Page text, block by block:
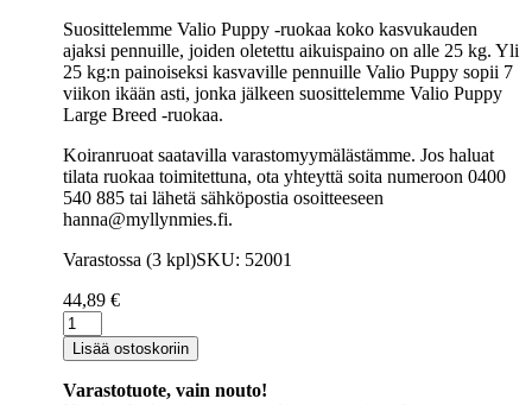
Suosittelemme Valio Puppy -ruokaa koko kasvukauden
ajaksi pennuille, joiden oletettu aikuispaino on alle 25 kg. Yli
25 kg:n painoiseksi kasvaville pennuille Valio Puppy sopii 7
viikon ikään asti, jonka jälkeen suosittelemme Valio Puppy
Large Breed -ruokaa.
Koiranruoat saatavilla varastomyymälästämme. Jos haluat
tilata ruokaa toimitettuna, ota yhteyttä soita numeroon 0400
540 885 tai lähetä sähköpostia osoitteeseen
hanna@myllynmies.fi.
Varastossa (3 kpl)SKU: 52001
44,89 €
Valio
Puppy
koiranruoka
15
Lisää ostoskoriin
Varastotuote, vain nouto!